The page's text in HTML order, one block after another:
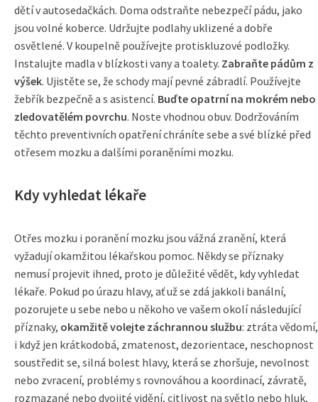
dětí v autosedačkách. Doma odstraňte nebezpečí pádu, jako
jsou volné koberce. Udržujte podlahy uklizené a dobře
osvětlené. V koupelně používejte protiskluzové podložky.
Instalujte madla v blízkosti vany a toalety. Zabraňte pádům z
výšek. Ujistěte se, že schody mají pevné zábradlí. Používejte
žebřík bezpečně a s asistencí. Buďte opatrní na mokrém nebo
zledovatělém povrchu. Noste vhodnou obuv. Dodržováním
těchto preventivních opatření chráníte sebe a své blízké před
otřesem mozku a dalšími poraněními mozku.
Kdy vyhledat lékaře
Otřes mozku i poranění mozku jsou vážná zranění, která
vyžadují okamžitou lékařskou pomoc. Někdy se příznaky
nemusí projevit ihned, proto je důležité vědět, kdy vyhledat
lékaře. Pokud po úrazu hlavy, ať už se zdá jakkoli banální,
pozorujete u sebe nebo u někoho ve vašem okolí následující
příznaky, okamžitě volejte záchrannou službu: ztráta vědomí,
i když jen krátkodobá, zmatenost, dezorientace, neschopnost
soustředit se, silná bolest hlavy, která se zhoršuje, nevolnost
nebo zvracení, problémy s rovnováhou a koordinací, závratě,
rozmazané nebo dvojité vidění, citlivost na světlo nebo hluk,